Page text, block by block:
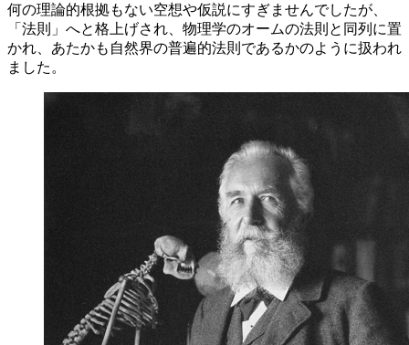
何の理論的根拠もない空想や仮説にすぎませんでしたが、
「法則」へと格上げされ、物理学のオームの法則と同列に置
かれ、あたかも自然界の普遍的法則であるかのように扱われ
ました。